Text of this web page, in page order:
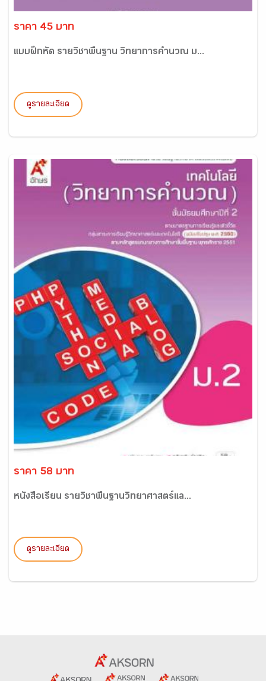
ราคา 45 บาท
แบบฝึกหัด รายวิชาพื้นฐาน วิทยาการคำนวณ ม...
ดูรายละเอียด
ราคา 58 บาท
หนังสือเรียน รายวิชาพื้นฐานวิทยาศาสตร์แล...
ดูรายละเอียด